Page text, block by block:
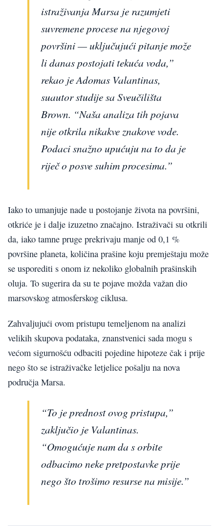
istraživanja Marsa je razumjeti
suvremene procese na njegovoj
površini — uključujući pitanje može
li danas postojati tekuća voda,”
rekao je Adomas Valantinas,
suautor studije sa Sveučilišta
Brown. “Naša analiza tih pojava
nije otkrila nikakve znakove vode.
Podaci snažno upućuju na to da je
riječ o posve suhim procesima.”
Iako to umanjuje nade u postojanje života na površini,
otkriće je i dalje izuzetno značajno. Istraživači su otkrili
da, iako tamne pruge prekrivaju manje od 0,1 %
površine planeta, količina prašine koju premještaju može
se usporediti s onom iz nekoliko globalnih prašinskih
oluja. To sugerira da su te pojave možda važan dio
marsovskog atmosferskog ciklusa.
Zahvaljujući ovom pristupu temeljenom na analizi
velikih skupova podataka, znanstvenici sada mogu s
većom sigurnošću odbaciti pojedine hipoteze čak i prije
nego što se istraživačke letjelice pošalju na nova
područja Marsa.
“To je prednost ovog pristupa,”
zaključio je Valantinas.
“Omogućuje nam da s orbite
odbacimo neke pretpostavke prije
nego što trošimo resurse na misije.”